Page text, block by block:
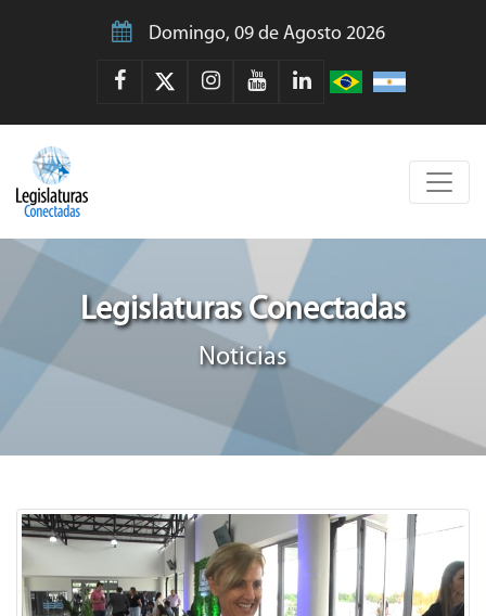
Domingo, 09 de Agosto 2026
Legislaturas Conectadas
Noticias